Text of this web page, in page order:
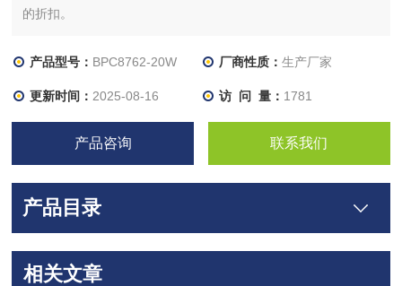
的折扣。
（）
产品型号： BPC8762-20W 厂商性质： 生产厂家
更新时间： 2025-08-16 访 问 量： 1781
产品咨询 联系我们
产品目录
相关文章